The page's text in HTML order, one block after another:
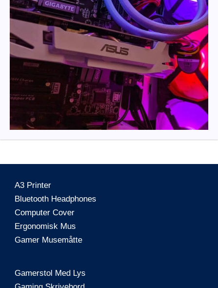
A3 Printer
Bluetooth Headphones
Computer Cover
Ergonomisk Mus
Gamer Musemåtte
Gamerstol Med Lys